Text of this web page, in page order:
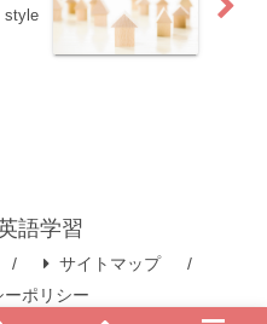
style
語学習
サイトマップ
ーポリシー